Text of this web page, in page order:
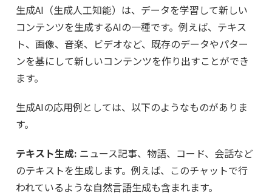
生成AI（生成人工知能）は、データを学習して新しい
コンテンツを生成するAIの一種です。例えば、テキス
ト、画像、音楽、ビデオなど、既存のデータやパター
ンを基にして新しいコンテンツを作り出すことができ
ます。
生成AIの応用例としては、以下のようなものがありま
す。
テキスト生成: ニュース記事、物語、コード、会話など
のテキストを生成します。例えば、このチャットで行
われているような自然言語生成も含まれます。